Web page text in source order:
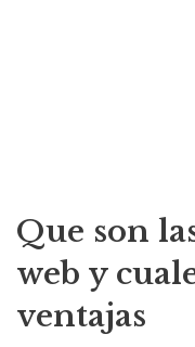
Que son
web y
ventajas